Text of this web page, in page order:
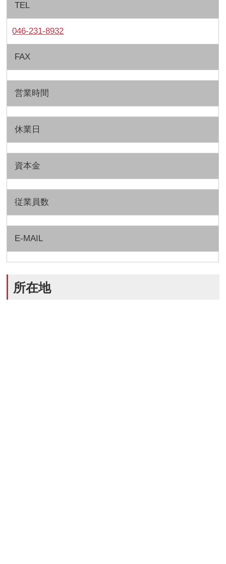
TEL
046-231-8932
FAX
営業時間
休業日
資本金
従業員数
E-MAIL
所在地